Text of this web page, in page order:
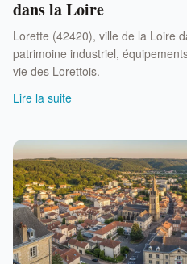
dans la Loire
Lorette (42420), ville de la Loire
patrimoine industriel,
vie des Lorettois.
Lire la suite